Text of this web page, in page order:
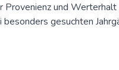
und
gesuchten